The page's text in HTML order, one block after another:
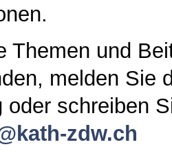
Themen und
melden Sie
oder schreiben
zdw.ch